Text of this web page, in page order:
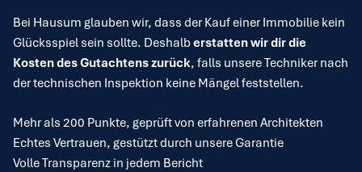
Bei Hausum glauben wir, dass der Kauf einer Immobilie kein
Glücksspiel sein sollte. Deshalberstatten wir dir die
Kosten des Gutachtens zurück, falls unsere Techniker nach
der technischen Inspektion keine Mängel feststellen.
Mehr als 200 Punkte, geprüft von erfahrenen Architekten
Echtes Vertrauen, gestützt durch unsere Garantie
Volle Transparenz in jedem Bericht